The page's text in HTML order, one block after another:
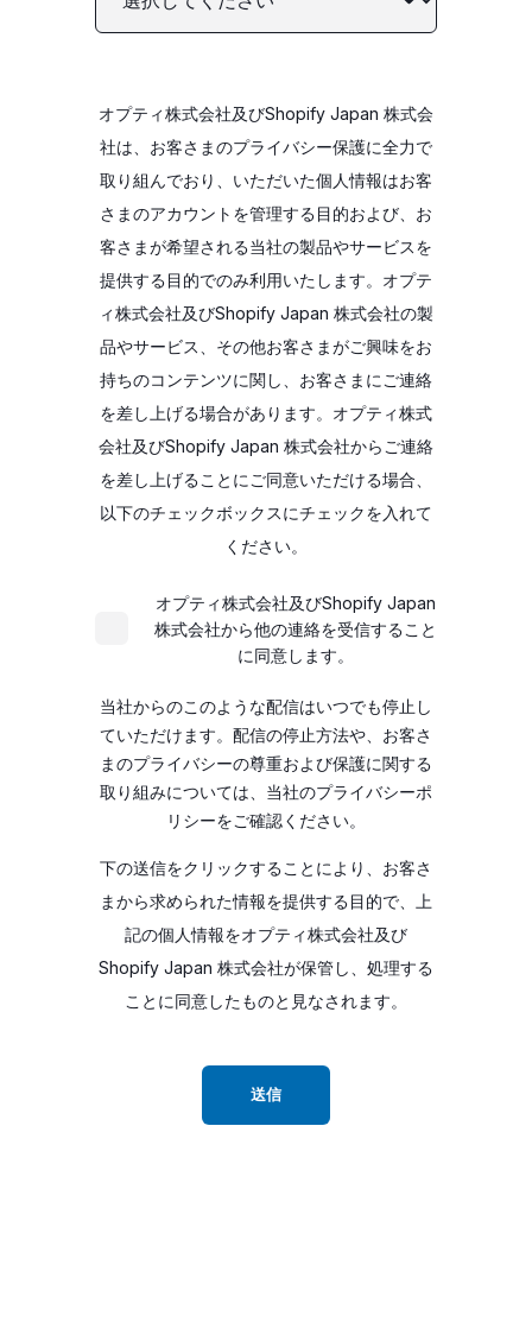
オプティ株式会社及びShopify Japan 株式会
社は、お客さまのプライバシー保護に全力で
取り組んでおり、いただいた個人情報はお客
さまのアカウントを管理する目的および、お
客さまが希望される当社の製品やサービスを
提供する目的でのみ利用いたします。オプテ
ィ株式会社及びShopify Japan 株式会社の製
品やサービス、その他お客さまがご興味をお
持ちのコンテンツに関し、お客さまにご連絡
を差し上げる場合があります。オプティ株式
会社及びShopify Japan 株式会社からご連絡
を差し上げることにご同意いただける場合、
以下のチェックボックスにチェックを入れて
ください。
オプティ株式会社及びShopify Japan
株式会社から他の連絡を受信すること
に同意します。
当社からのこのような配信はいつでも停止し
ていただけます。配信の停止方法や、お客さ
まのプライバシーの尊重および保護に関する
取り組みについては、当社のプライバシーポ
リシーをご確認ください。
下の送信をクリックすることにより、お客さ
まから求められた情報を提供する目的で、上
記の個人情報をオプティ株式会社及び
Shopify Japan 株式会社が保管し、処理する
ことに同意したものと見なされます。